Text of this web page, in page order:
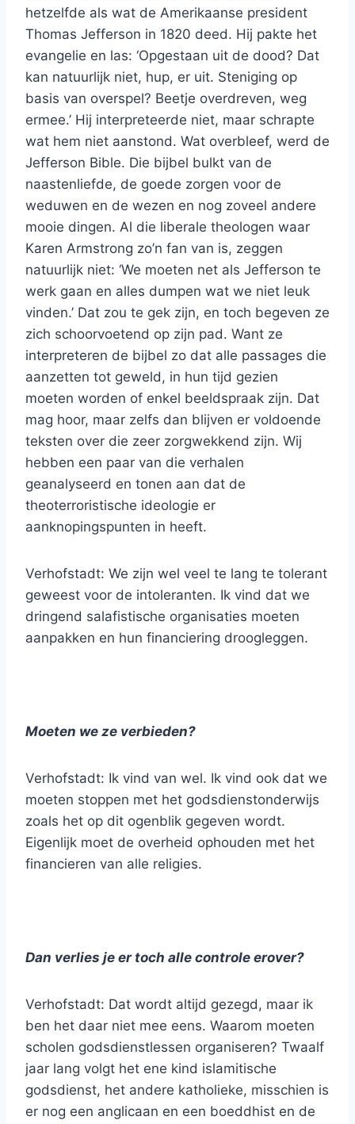
hetzelfde als wat de Amerikaanse president
Thomas Jefferson in 1820 deed. Hij pakte het
evangelie en las: ‘Opgestaan uit de dood? Dat
kan natuurlijk niet, hup, er uit. Steniging op
basis van overspel? Beetje overdreven, weg
ermee.’ Hij interpreteerde niet, maar schrapte
wat hem niet aanstond. Wat overbleef, werd de
Jefferson Bible. Die bijbel bulkt van de
naastenliefde, de goede zorgen voor de
weduwen en de wezen en nog zoveel andere
mooie dingen. Al die liberale theologen waar
Karen Armstrong zo’n fan van is, zeggen
natuurlijk niet: ‘We moeten net als Jefferson te
werk gaan en alles dumpen wat we niet leuk
vinden.’ Dat zou te gek zijn, en toch begeven ze
zich schoorvoetend op zijn pad. Want ze
interpreteren de bijbel zo dat alle passages die
aanzetten tot geweld, in hun tijd gezien
moeten worden of enkel beeldspraak zijn. Dat
mag hoor, maar zelfs dan blijven er voldoende
teksten over die zeer zorgwekkend zijn. Wij
hebben een paar van die verhalen
geanalyseerd en tonen aan dat de
theoterroristische ideologie er
aanknopingspunten in heeft.
Verhofstadt: We zijn wel veel te lang te tolerant
geweest voor de intoleranten. Ik vind dat we
dringend salafistische organisaties moeten
aanpakken en hun financiering droogleggen.
Moeten we ze verbieden?
Verhofstadt: Ik vind van wel. Ik vind ook dat we
moeten stoppen met het godsdienstonderwijs
zoals het op dit ogenblik gegeven wordt.
Eigenlijk moet de overheid ophouden met het
financieren van alle religies.
Dan verlies je er toch alle controle erover?
Verhofstadt: Dat wordt altijd gezegd, maar ik
ben het daar niet mee eens. Waarom moeten
scholen godsdienstlessen organiseren? Twaalf
jaar lang volgt het ene kind islamitische
godsdienst, het andere katholieke, misschien is
er nog een anglicaan en een boeddhist en de